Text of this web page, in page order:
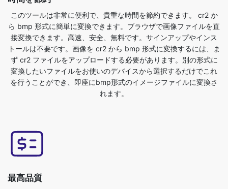
トールは不要です。画像を cr2 から bmp 形式に変換するには、ま
ず cr2 ファイルをアップロードする必要があります。別の形式に
変換したいファイルをお使いのデバイスから選択するだけでこれ
を行うことができ、即座にbmp形式のイメージファイルに変換さ
れます。
最高品質
cr2 から bmp 形式に変換しても、画像の品質は影響を受けませ
としています。変換されたファイルが最高品質であることを確認
します。オンライン無料 cr2 から bmp へのコンバーターは、数秒